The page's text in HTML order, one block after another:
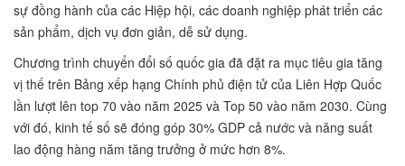
sự đồng hành của các Hiệp hội, các doanh nghiệp phát triển các
sản phẩm, dịch vụ đơn giản, dễ sử dụng.
Chương trình chuyển đổi số quốc gia đã đặt ra mục tiêu gia tăng
vị thế trên Bảng xếp hạng Chính phủ điện tử của Liên Hợp Quốc
lần lượt lên top 70 vào năm 2025 và Top 50 vào năm 2030. Cùng
với đó, kinh tế số sẽ đóng góp 30% GDP cả nước và năng suất
lao động hàng năm tăng trưởng ở mức hơn 8%.